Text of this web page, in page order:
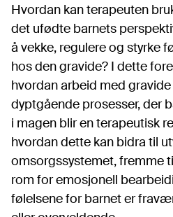
Hvordan kan terapeuten
det ufødte barnets
å vekke, regulere og styrke
hos den gravide? I dette
hvordan arbeid med
dyptgående prosesser, der
i magen blir en terapeutisk
hvordan dette kan bidra til
omsorgssystemet, fremme
rom for emosjonell
følelsene for barnet er